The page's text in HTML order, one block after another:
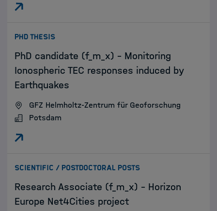
PHD THESIS:
PhD candidate (f_m_x) - Monitoring
Ionospheric TEC responses induced by
Earthquakes
GFZ Helmholtz-Zentrum für Geoforschung
Potsdam
SCIENTIFIC / POSTDOCTORAL POSTS:
Research Associate (f_m_x) - Horizon
Europe Net4Cities project